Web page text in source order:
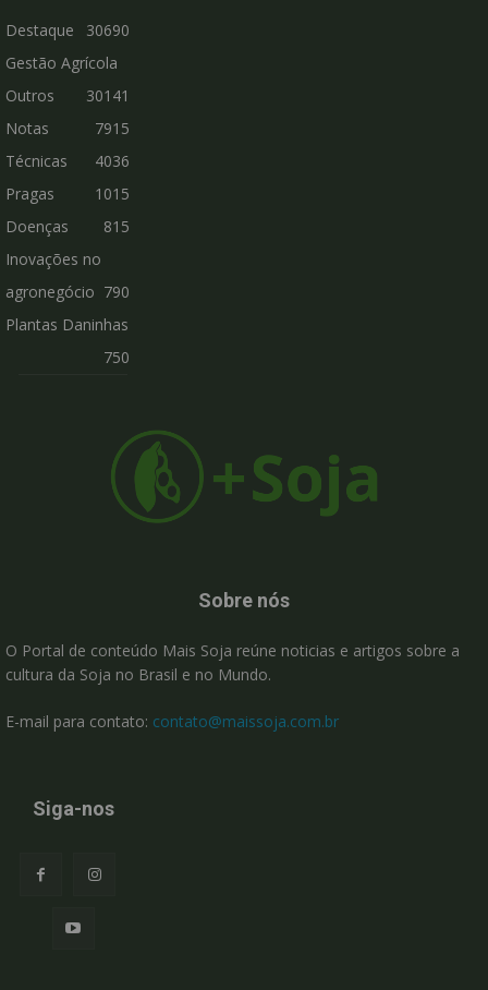
Destaque
30690
Gestão Agrícola
30141
Outros
7915
Notas
Técnicas
4036
Pragas
1015
Doenças
815
Inovações no
agronegócio 790
Plantas Daninhas
750
Sobre nós
O Portal de conteúdo Mais Soja reúne noticias e artigos sobre a
cultura da Soja no Brasil e no Mundo.
E-mail para contato: contato@maissoja.com.br
Siga-nos